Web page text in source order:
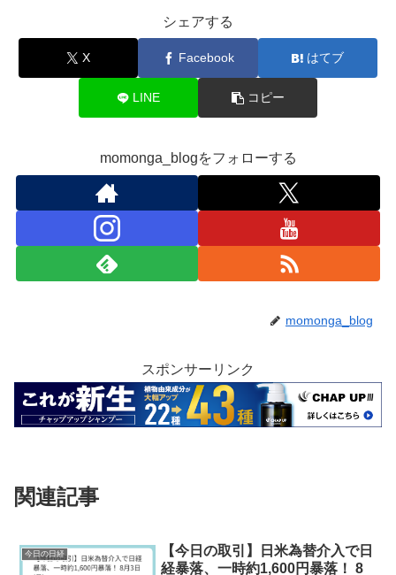
シェアする
X Facebook はてブ
LINE コピー
momonga_blogをフォローする
momonga_blog
スポンサーリンク
関連記事
今日の日経
【今日の取引】日米為替介入で日
経暴落、一時約1,600円暴落！ 8